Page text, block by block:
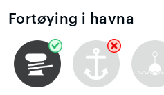
Fortøying i havna